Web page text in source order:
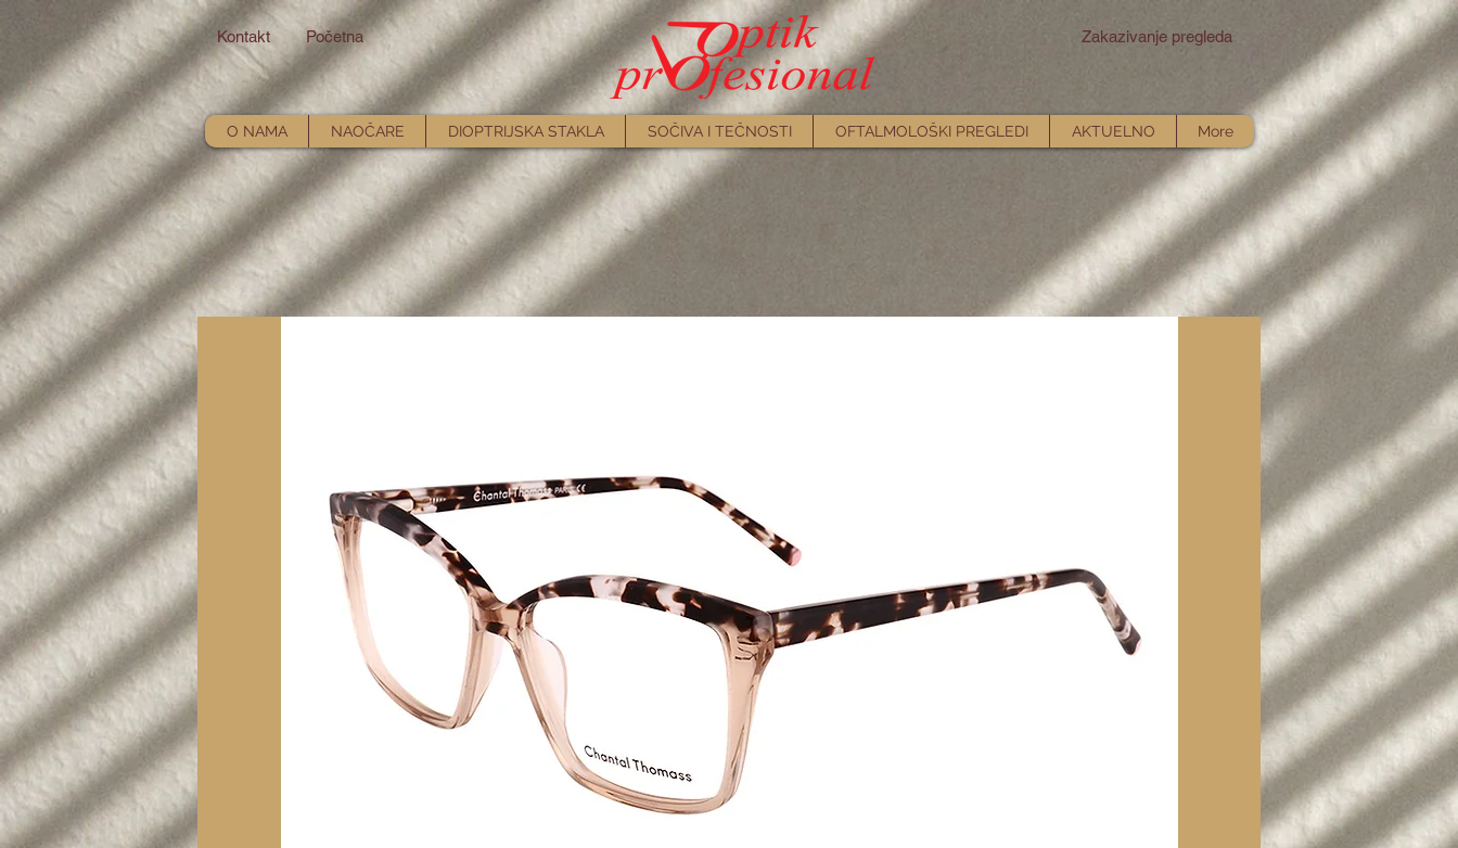
Kontakt Početna Zakazivanje pregleda
O NAMA NAOČARE DIOPTRIJSKA STAKLA SOČIVA I TEČNOSTI OFTALMOLOŠKI PREGLEDI AKTUELNO More